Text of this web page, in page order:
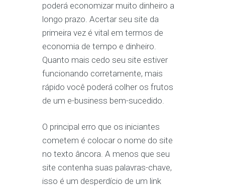
poderá economizar muito dinheiro a
longo prazo. Acertar seu site da
primeira vez é vital em termos de
economia de tempo e dinheiro.
Quanto mais cedo seu site estiver
funcionando corretamente, mais
rápido você poderá colher os frutos
de um e-business bem-sucedido.
O principal erro que os iniciantes
cometem é colocar o nome do site
no texto âncora. A menos que seu
site contenha suas palavras-chave,
isso é um desperdício de um link